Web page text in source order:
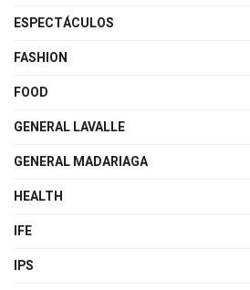
ESPECTÁCULOS
FASHION
FOOD
GENERAL LAVALLE
GENERAL MADARIAGA
HEALTH
IFE
IPS